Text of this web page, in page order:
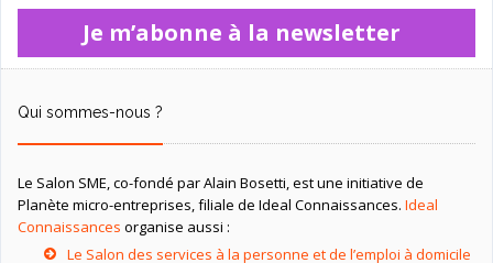
Je m’abonne à la newsletter
Qui sommes-nous ?
Le Salon SME, co-fondé par Alain Bosetti, est une initiative de
Planète micro-entreprises, filiale de Ideal Connaissances. Ideal
Connaissances organise aussi :
Le Salon des services à la personne et de l’emploi à domicile